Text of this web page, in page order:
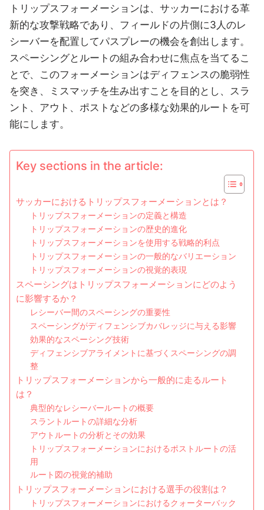
トリップスフォーメーションは、サッカーにおける革
新的な攻撃戦略であり、フィールドの片側に3人のレ
シーバーを配置してパスプレーの機会を創出します。
スペーシングとルートの組み合わせに焦点を当てるこ
とで、このフォーメーションはディフェンスの脆弱性
を突き、ミスマッチを生み出すことを目的とし、スラ
ント、アウト、ポストなどの多様な効果的ルートを可
能にします。
Key sections in the article:
サッカーにおけるトリップスフォーメーションとは？
トリップスフォーメーションの定義と構造
トリップスフォーメーションの歴史的進化
トリップスフォーメーションを使用する戦略的利点
トリップスフォーメーションの一般的なバリエーション
トリップスフォーメーションの視覚的表現
スペーシングはトリップスフォーメーションにどのよう
に影響するか？
レシーバー間のスペーシングの重要性
スペーシングがディフェンシブカバレッジに与える影響
効果的なスペーシング技術
ディフェンシブアライメントに基づくスペーシングの調
整
トリップスフォーメーションから一般的に走るルート
は？
典型的なレシーバールートの概要
スラントルートの詳細な分析
アウトルートの分析とその効果
トリップスフォーメーションにおけるポストルートの活
用
ルート図の視覚的補助
トリップスフォーメーションにおける選手の役割は？
トリップスフォーメーションにおけるクォーターバック